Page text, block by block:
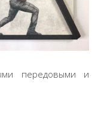
передовыми и